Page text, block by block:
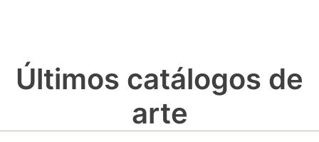
Últimos catálogos de
arte